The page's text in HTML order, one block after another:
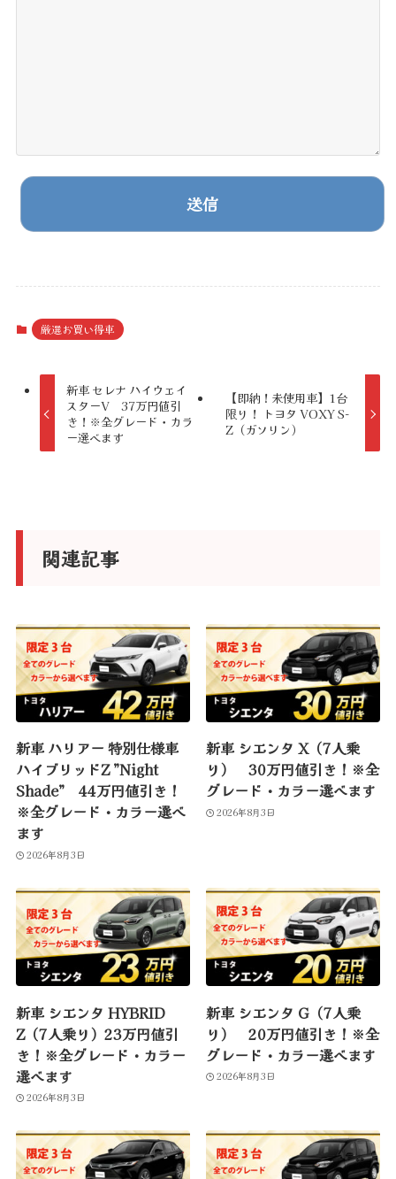
t
:
厳選お買い得車
新車 セレナ ハイウェイ
スターV 37万円値引
き！※全グレード・カラ
ー選べます
【即納！未使用車】1台
限り！ トヨタ VOXY S-
Z（ガソリン）
関連記事
新車 ハリアー 特別仕様車
ハイブリッドZ ”Night
Shade” 44万円値引き！
※全グレード・カラー選べ
ます
2026年8月3日
新車 シエンタ X（7人乗
り） 30万円値引き！※全
グレード・カラー選べます
2026年8月3日
新車 シエンタ HYBRID
Z（7人乗り）23万円値引
き！※全グレード・カラー
選べます
2026年8月3日
新車 シエンタ G（7人乗
り） 20万円値引き！※全
グレード・カラー選べます
2026年8月3日